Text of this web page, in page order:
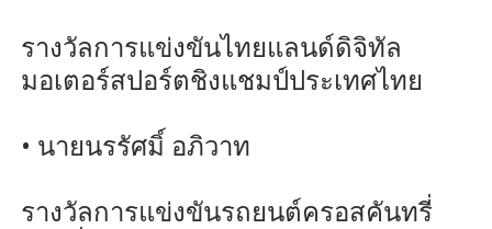
รางวัลการแข่งขันไทยแลนด์ดิจิทัล
มอเตอร์สปอร์ตชิงแชมป์ประเทศไทย
• นายนรรัศมิ์ อภิวาท
รางวัลการแข่งขันรถยนต์ครอสคันทรี่